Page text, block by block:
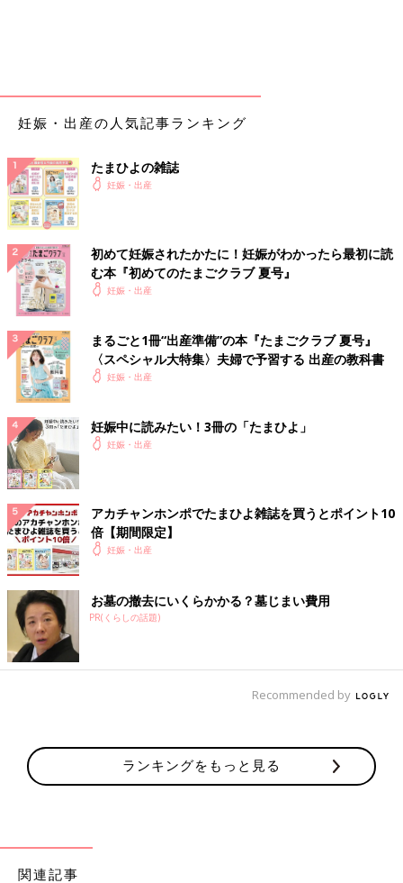
う。体質が遺伝することはありますが、親が花粉症だからといっ
て子どもも必ず花粉症になるかどうかはわかりません。環境も影
う。
妊娠中の花粉症、軽減するためにできることってあ
る？
花粉症対策の第一は、花粉をつけないこと。花粉量が多いときの
外出は避けるか、マスクやめがねなど対策を万全にして出かけま
しょう。また、家の中に花粉を入れないようにすることも大切で
す。花粉シーズンは洗濯物は外に干さないようにしましょう。
そして、症状がつらいからといって市販の飲み薬、点鼻薬、点眼
薬を自己判断で使うのはやめましょう。妊娠中でも使用できる薬
がありますから、
妊娠中でもできるおすすめの花粉症対策
TAGSTOCK1/gettyimages
毎日の生活のなかに取り入れられる花粉症対策を紹介。実践した
●花粉症用のマスクをつける
妊娠・出産の人気記事ランキング
たまひよの雑誌
妊娠・出産
初めて妊娠されたかたに！妊娠がわかったら最初に読
む本『初めてのたまごクラブ 夏号』
妊娠・出産
まるごと1冊“出産準備”の本『たまごクラブ 夏号』
〈スペシャル大特集〉夫婦で予習する 出産の教科書
妊娠・出産
妊娠中に読みたい！3冊の「たまひよ」
妊娠・出産
アカチャンホンポでたまひよ雑誌を買うとポイント10
倍【期間限定】
妊娠・出産
お墓の撤去にいくらかかる？墓じまい費用
PR(くらしの話題)
Recommended by
ランキングをもっと見る
関連記事